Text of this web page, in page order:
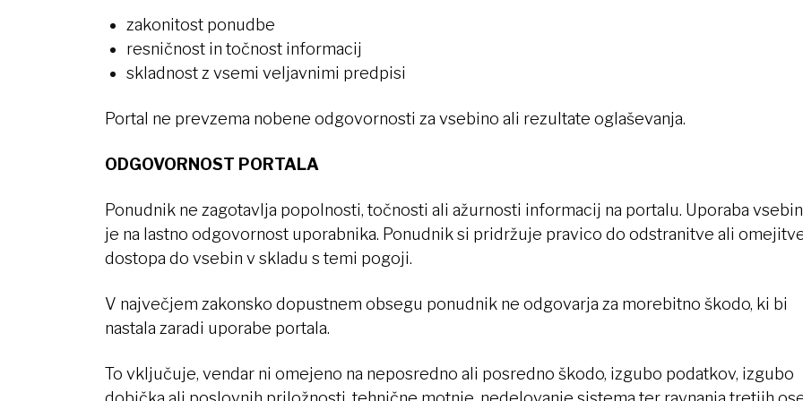
zakonitost ponudbe
resničnost in točnost informacij
skladnost z vsemi veljavnimi predpisi
Portal ne prevzema nobene odgovornosti za vsebino ali rezultate oglaševanja.
ODGOVORNOST PORTALA
Ponudnik ne zagotavlja popolnosti, točnosti ali ažurnosti informacij na portalu. Uporaba vsebin
je na lastno odgovornost uporabnika. Ponudnik si pridržuje pravico do odstranitve ali
dostopa do vsebin v skladu s temi pogoji.
V največjem zakonsko dopustnem obsegu ponudnik ne odgovarja za morebitno škodo, ki bi
nastala zaradi uporabe portala.
To vključuje, vendar ni omejeno na neposredno ali posredno škodo, izgubo podatkov, izgubo